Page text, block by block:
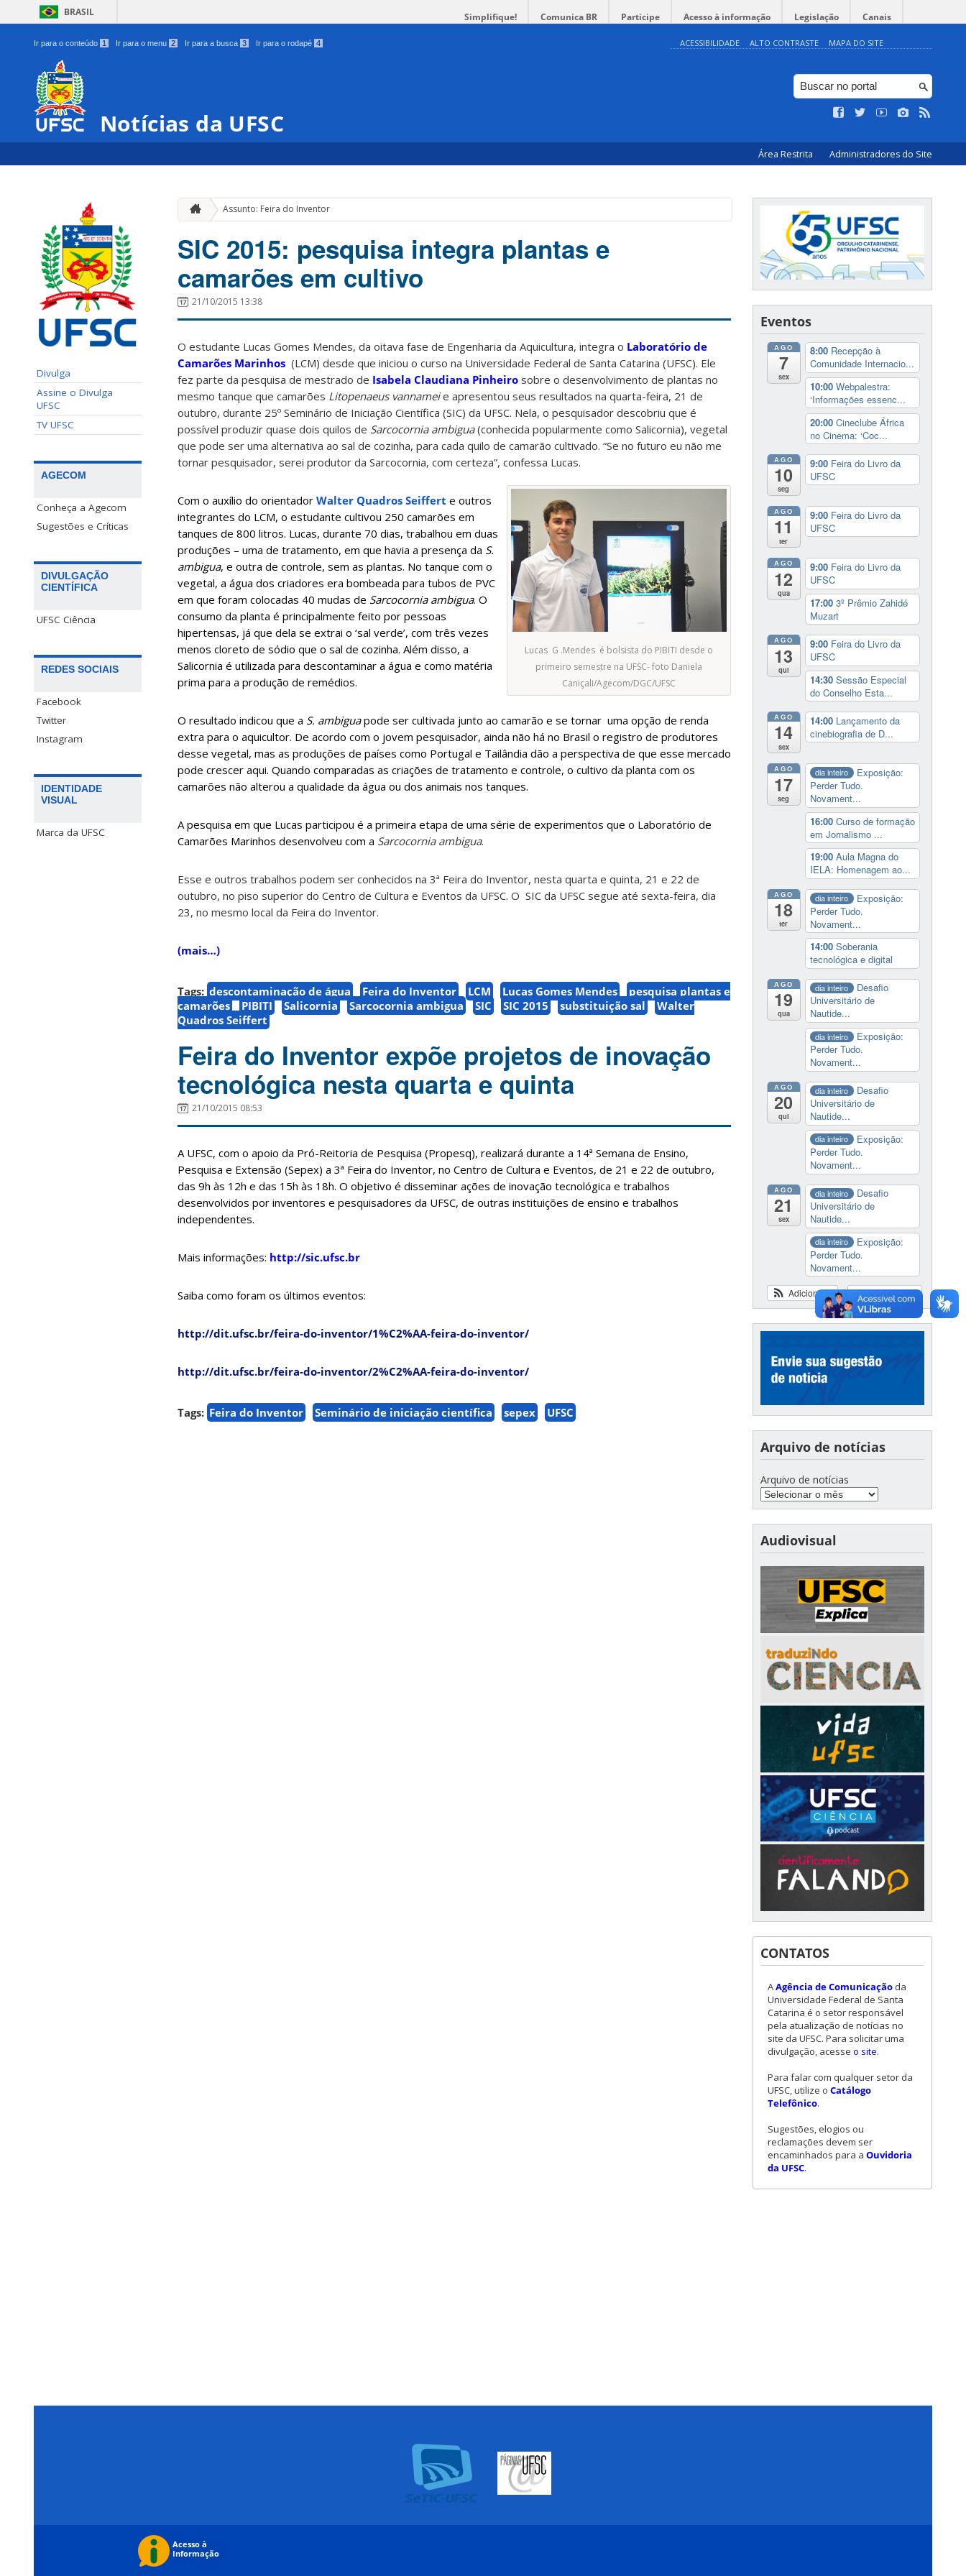
BRASIL Simplifique! Comunica BR Participe Acesso à informação Legislação Canais
Ir para o conteúdo 1 Ir para o menu 2 Ir para a busca 3 Ir para o rodapé 4 ACESSIBILIDADE ALTO CONTRASTE MAPA DO SITE
Notícias da UFSC
Área Restrita Administradores do Site
Divulga
Assine o Divulga
UFSC
TV UFSC
AGECOM
Conheça a Agecom
Sugestões e Críticas
DIVULGAÇÃO
CIENTÍFICA
UFSC Ciência
REDES SOCIAIS
Facebook
Twitter
Instagram
IDENTIDADE
VISUAL
Marca da UFSC
Assunto: Feira do Inventor
SIC 2015: pesquisa integra plantas e
camarões em cultivo
21/10/2015 13:38
O estudante Lucas Gomes Mendes, da oitava fase de Engenharia da Aquicultura, integra o Laboratório de
Camarões Marinhos (LCM) desde que iniciou o curso na Universidade Federal de Santa Catarina (UFSC). Ele
fez parte da pesquisa de mestrado de Isabela Claudiana Pinheiro sobre o desenvolvimento de plantas no
mesmo tanque que camarões Litopenaeus vannameie apresentou seus resultados na quarta-feira, 21 de
outubro, durante 25º Seminário de Iniciação Científica (SIC) da UFSC. Nela, o pesquisador descobriu que é
possível produzir quase dois quilos de Sarcocornia ambigua(conhecida popularmente como Salicornia), vegetal
que pode ser uma alternativa ao sal de cozinha, para cada quilo de camarão cultivado. “Se no futuro eu não me
tornar pesquisador, serei produtor da Sarcocornia, com certeza”, confessa Lucas.
Lucas G .Mendes é bolsista do PIBITI desde o
primeiro semestre na UFSC- foto Daniela
Caniçali/Agecom/DGC/UFSC
Com o auxílio do orientador Walter Quadros Seiffert e outros
integrantes do LCM, o estudante cultivou 250 camarões em
tanques de 800 litros. Lucas, durante 70 dias, trabalhou em duas
produções – uma de tratamento, em que havia a presença da S.
ambigua, e outra de controle, sem as plantas. No tanque com o
vegetal, a água dos criadores era bombeada para tubos de PVC
em que foram colocadas 40 mudas de Sarcocornia ambigua. O
consumo da planta é principalmente feito por pessoas
hipertensas, já que dela se extrai o ‘sal verde’, com três vezes
menos cloreto de sódio que o sal de cozinha. Além disso, a
Salicornia é utilizada para descontaminar a água e como matéria
prima para a produção de remédios.
O resultado indicou que a S. ambiguapode ser cultivada junto ao camarão e se tornar uma opção de renda
extra para o aquicultor. De acordo com o jovem pesquisador, ainda não há no Brasil o registro de produtores
desse vegetal, mas as produções de países como Portugal e Tailândia dão a perspectiva de que esse mercado
pode crescer aqui. Quando comparadas as criações de tratamento e controle, o cultivo da planta com os
camarões não alterou a qualidade da água ou dos animais nos tanques.
A pesquisa em que Lucas participou é a primeira etapa de uma série de experimentos que o Laboratório de
Camarões Marinhos desenvolveu com a Sarcocornia ambigua.
Esse e outros trabalhos podem ser conhecidos na 3ª Feira do Inventor, nesta quarta e quinta, 21 e 22 de
outubro, no piso superior do Centro de Cultura e Eventos da UFSC. O SIC da UFSC segue até sexta-feira, dia
23, no mesmo local da Feira do Inventor.
(mais…)
Tags: descontaminação de água Feira do Inventor LCM Lucas Gomes Mendes
pesquisa plantas e
camarões
PIBITI Salicornia Sarcocornia ambigua SIC SIC 2015 substituição sal
Walter
Quadros Seiffert
Feira do Inventor expõe projetos de inovação
tecnológica nesta quarta e quinta
21/10/2015 08:53
A UFSC, com o apoio da Pró-Reitoria de Pesquisa (Propesq), realizará durante a 14ª Semana de Ensino,
Pesquisa e Extensão (Sepex) a 3ª Feira do Inventor, no Centro de Cultura e Eventos, de 21 e 22 de outubro,
das 9h às 12h e das 15h às 18h. O objetivo é disseminar ações de inovação tecnológica e trabalhos
desenvolvidos por inventores e pesquisadores da UFSC, de outras instituições de ensino e trabalhos
independentes.
Mais informações: http://sic.ufsc.br
Saiba como foram os últimos eventos:
http://dit.ufsc.br/feira-do-inventor/1%C2%AA-feira-do-inventor/
http://dit.ufsc.br/feira-do-inventor/2%C2%AA-feira-do-inventor/
Tags: Feira do Inventor Seminário de iniciação científica sepex UFSC
Eventos
AGO
7
sex
8:00 Recepção à
Comunidade Internacio...
10:00 Webpalestra:
‘Informações essenc...
20:00 Cineclube África
no Cinema: ‘Coc...
AGO
10
seg
9:00 Feira do Livro da
UFSC
AGO
11
ter
9:00 Feira do Livro da
UFSC
AGO
12
qua
9:00 Feira do Livro da
UFSC
17:00 3º Prêmio Zahidé
Muzart
AGO
13
qui
9:00 Feira do Livro da
UFSC
14:30 Sessão Especial
do Conselho Esta...
AGO
14
sex
14:00 Lançamento da
cinebiografia de D...
AGO
17
seg
dia inteiro
Exposição:
Perder Tudo.
Novament...
16:00 Curso de formação
em Jornalismo ...
19:00 Aula Magna do
IELA: Homenagem ao...
AGO
18
ter
dia inteiro
Exposição:
Perder Tudo.
Novament...
14:00 Soberania
tecnológica e digital
AGO
19
qua
dia inteiro
Desafio
Universitário de
Nautide...
dia inteiro
Exposição:
Perder Tudo.
Novament...
AGO
20
qui
dia inteiro
Desafio
Universitário de
Nautide...
dia inteiro
Exposição:
Perder Tudo.
Novament...
AGO
21
sex
dia inteiro
Desafio
Universitário de
Nautide...
dia inteiro
Exposição:
Perder Tudo.
Novament...
Ver calendário
Adicionar
Arquivo de notícias
Arquivo de notícias
Audiovisual
CONTATOS
AAgência de Comunicação da
Universidade Federal de Santa
Catarina é o setor responsável
pela atualização de notícias no
site da UFSC. Para solicitar uma
divulgação, acesse o site.
Para falar com qualquer setor da
UFSC, utilize o Catálogo
Telefônico.
Sugestões, elogios ou
reclamações devem ser
encaminhados para a Ouvidoria
da UFSC.